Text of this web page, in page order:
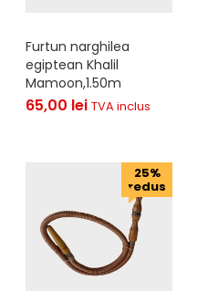
Furtun narghilea
egiptean Khalil
Mamoon,1.50m
65,00 lei TVA inclus
25%
redus